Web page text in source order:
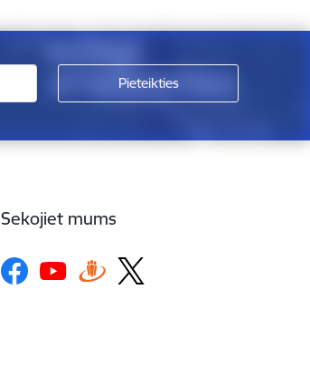
Sekojiet mums